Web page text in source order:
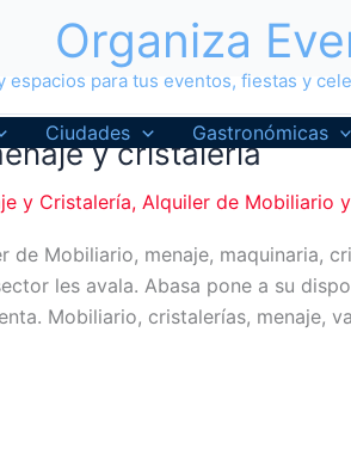
Organiza
espacios para tus eventos, fiestas y
Ciudades Gastronómicas
y cristalería
y Cristalería, Alquiler de Mobiliario
de Mobiliario, menaje, maquinaria,
les avala. Abasa pone a su
Mobiliario, cristalerías, menaje,